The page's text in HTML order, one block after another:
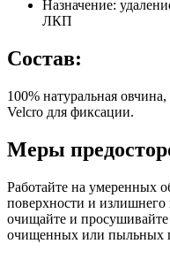
Назначение:
ЛКП
Состав:
100% натуральная
Velcro для фиксации.
Меры
Работайте на умеренных
поверхности и
очищайте и
очищенных или пыльных